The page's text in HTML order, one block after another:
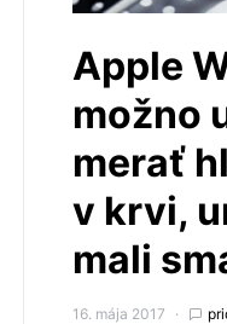
Apple
možno
merať
v krvi,
mali
16. mája 2017